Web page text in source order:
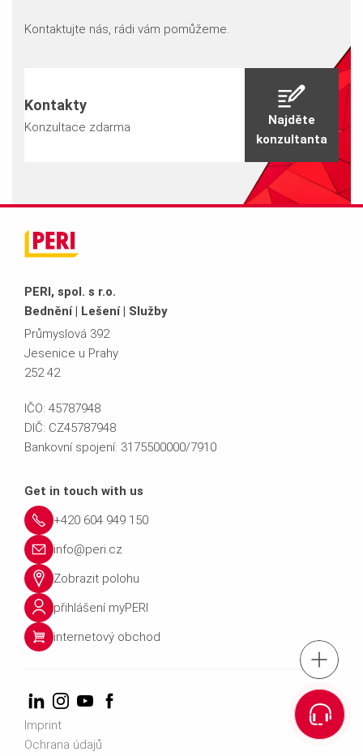
tel.: +420 604
Vyhledat kontakt na
Kontaktujte nás, rádi vám pomůžeme.
Kontakty
Konzultace zdarma
Najděte
konzultanta
PERI, spol. s r.o.
Bednění | Lešení | Služby
Průmyslová 392
Jesenice u Prahy
252 42
IČO: 45787948
DIČ: CZ45787948
Bankovní spojení: 3175500000/7910
Get in touch with us
+420 604 949 150
info@peri.cz
Zobrazit polohu
přihlášení myPERI
internetový obchod
Imprint
Ochrana údajů